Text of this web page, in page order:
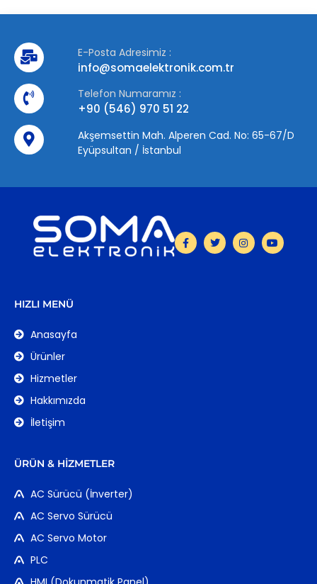
E-Posta Adresimiz :
info@somaelektronik.com.tr
Telefon Numaramız :
+90 (546) 970 51 22
Akşemsettin Mah. Alperen Cad. No: 65-67/D
Eyüpsultan / İstanbul
HIZLI MENÜ
Anasayfa
Ürünler
Hizmetler
Hakkımızda
İletişim
ÜRÜN & HIZMETLER
AC Sürücü (İnverter)
AC Servo Sürücü
AC Servo Motor
PLC